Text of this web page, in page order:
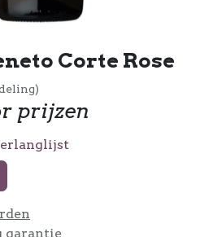
Corte Rose
prijzen
garantie